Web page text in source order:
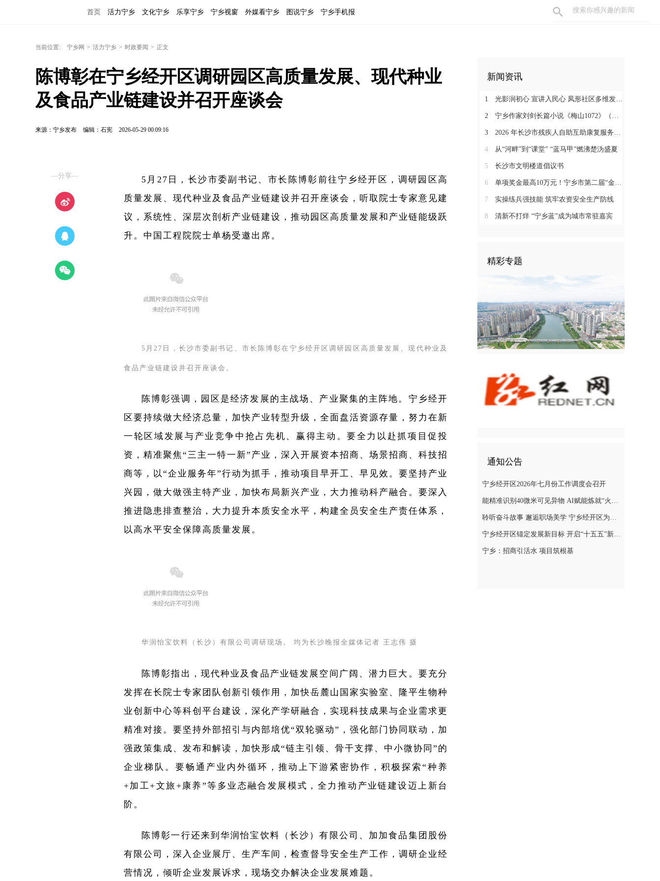
首页 活力宁乡 文化宁乡 乐享宁乡 宁乡视窗 外媒看宁乡 图说宁乡 宁乡手机报
当前位置: 宁乡网 > 活力宁乡 > 时政要闻 > 正文
陈博彰在宁乡经开区调研园区高质量发展、现代种业
及食品产业链建设并召开座谈会
来源：宁乡发布 编辑：石宪 2026-05-29 00:09:16
—分享—
5月27日，长沙市委副书记、市长陈博彰前往宁乡经开区，调研园区高
质量发展、现代种业及食品产业链建设并召开座谈会，听取院士专家意见建
议，系统性、深层次剖析产业链建设，推动园区高质量发展和产业链能级跃
升。中国工程院院士单杨受邀出席。
5月27日，长沙市委副书记、市长陈博彰在宁乡经开区调研园区高质量发展、现代种业及
食品产业链建设并召开座谈会。
陈博彰强调，园区是经济发展的主战场、产业聚集的主阵地。宁乡经开
区要持续做大经济总量，加快产业转型升级，全面盘活资源存量，努力在新
一轮区域发展与产业竞争中抢占先机、赢得主动。要全力以赴抓项目促投
资，精准聚焦“三主一特一新”产业，深入开展资本招商、场景招商、科技招
商等，以“企业服务年”行动为抓手，推动项目早开工、早见效。要坚持产业
兴园，做大做强主特产业，加快布局新兴产业，大力推动科产融合。要深入
推进隐患排查整治，大力提升本质安全水平，构建全员安全生产责任体系，
以高水平安全保障高质量发展。
华润怡宝饮料（长沙）有限公司调研现场。 均为长沙晚报全媒体记者 王志伟 摄
陈博彰指出，现代种业及食品产业链发展空间广阔、潜力巨大。要充分
发挥在长院士专家团队创新引领作用，加快岳麓山国家实验室、隆平生物种
业创新中心等科创平台建设，深化产学研融合，实现科技成果与企业需求更
精准对接。要坚持外部招引与内部培优“双轮驱动”，强化部门协同联动，加
强政策集成、发布和解读，加快形成“链主引领、骨干支撑、中小微协同”的
企业梯队。要畅通产业内外循环，推动上下游紧密协作，积极探索“种养
+加工+文旅+康养”等多业态融合发展模式，全力推动产业链建设迈上新台
阶。
陈博彰一行还来到华润怡宝饮料（长沙）有限公司、加加食品集团股份
有限公司，深入企业展厅、生产车间，检查督导安全生产工作，调研企业经
营情况，倾听企业发展诉求，现场交办解决企业发展难题。
新闻资讯
1 光影润初心 宣讲入民心 凤形社区多维发力筑牢基层安全治理防线
2 宁乡作家刘剑长篇小说《梅山1072》（暂名）改稿会举行
3 2026 年长沙市残疾人自助互助康复服务联系点从业人员能力提升培训班开班
4 从“河畔”到“课堂” “蓝马甲”燃沸楚沩盛夏
5 长沙市文明楼道倡议书
6 单项奖金最高10万元！宁乡市第二届“金种子沃土杯”大学生创业大赛启动
7 实操练兵强技能 筑牢农资安全生产防线
8 清新不打烊 “宁乡蓝”成为城市常驻嘉宾
精彩专题
通知公告
宁乡经开区2026年七月份工作调度会召开
能精准识别40微米可见异物 AI赋能炼就“火眼金睛”，楚天科技自主研发的机器人解决药品检测难题
聆听奋斗故事 邂逅职场美学 宁乡经开区为女职工送上别样节日礼物
宁乡经开区锚定发展新目标 开启“十五五”新征程
宁乡：招商引活水 项目筑根基